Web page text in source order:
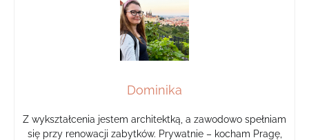
Dominika
Z wykształcenia jestem architektką, a zawodowo spełniam
się przy renowacji zabytków. Prywatnie – kocham Pragę,